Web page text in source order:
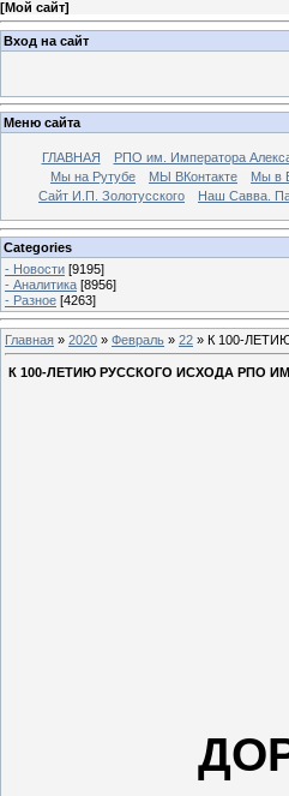
[Мой сайт]
Вход на сайт
Меню сайта
ГЛАВНАЯ РПО им. Императора
Мы на Рутубе
МЫ ВКонтакте Мы в
Сайт И.П. Золотусского
Наш Савва.
Categories
- Новости [9195]
- Аналитика [8956]
- Разное [4263]
Главная » 2020 » Февраль » 22 » К 100-
К 100-ЛЕТИЮ РУССКОГО ИСХОДА РПО